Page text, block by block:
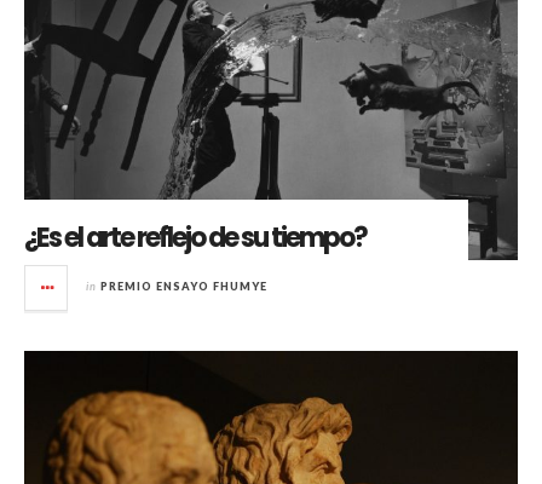
¿Es el arte reflejo de su tiempo?
in PREMIO ENSAYO FHUMYE